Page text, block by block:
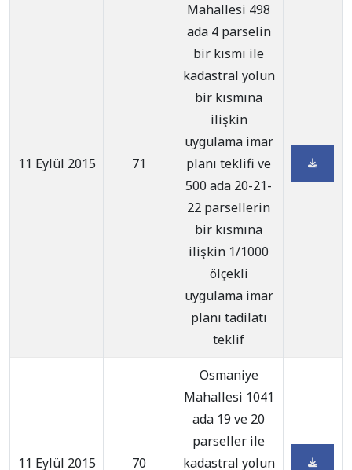
11 Eylül 2015 71
Mahallesi 498
ada 4 parselin
bir kısmı ile
kadastral yolun
bir kısmına
ilişkin
uygulama imar
planı teklifi ve
500 ada 20-21-
22 parsellerin
bir kısmına
ilişkin 1/1000
ölçekli
uygulama imar
planı tadilatı
teklif
11 Eylül 2015 70
Osmaniye
Mahallesi 1041
ada 19 ve 20
parseller ile
kadastral yolun